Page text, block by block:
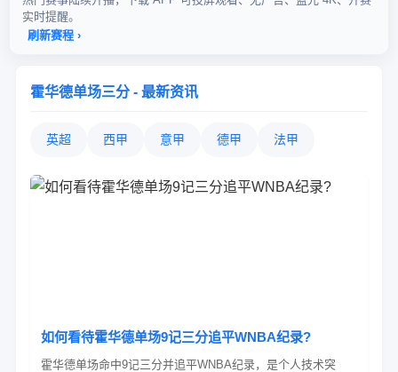
霍华德单场三分 - 最新资讯
英超 西甲 意甲 德甲 法甲
如何看待霍华德单场9记三分追平WNBA纪录?
霍华德单场命中9记三分并追平WNBA纪录，是个人技术突